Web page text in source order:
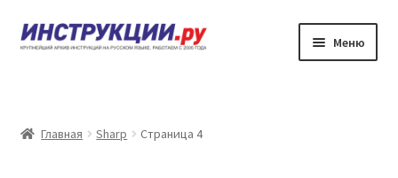
Перейти
к
Перейти
к
Меню
Каталог инструкций по эксплуатации
Главная Sharp Страница 4